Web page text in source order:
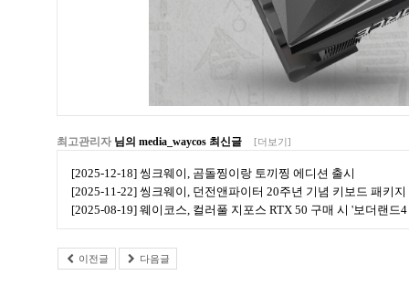
최고관리자 님의 media_waycos 최신글 [더보기]
[2025-12-18] 씽크웨이, 곰돌찡이랑 토끼찡 에디션 출시
[2025-11-22] 씽크웨이, 던전앤파이터 20주년 기념 키보드 패키지
[2025-08-19] 웨이코스, 컬러풀 지포스 RTX 50 구매 시 '보더랜드
이전글 다음글